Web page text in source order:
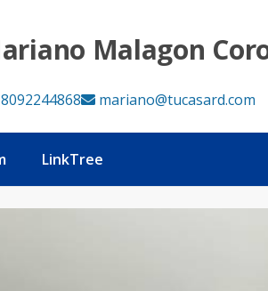
Malagon
mariano@tucasard.com
LinkTree
Casa RD